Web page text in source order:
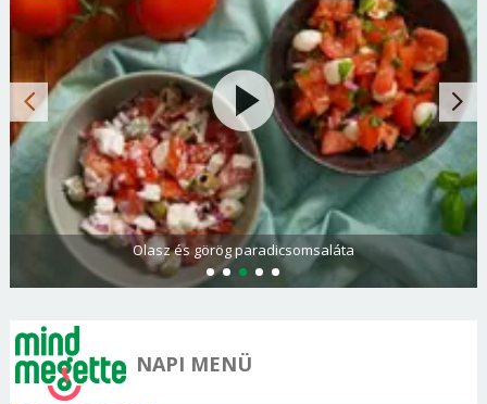
Olasz és görög paradicsomsaláta
NAPI MENÜ